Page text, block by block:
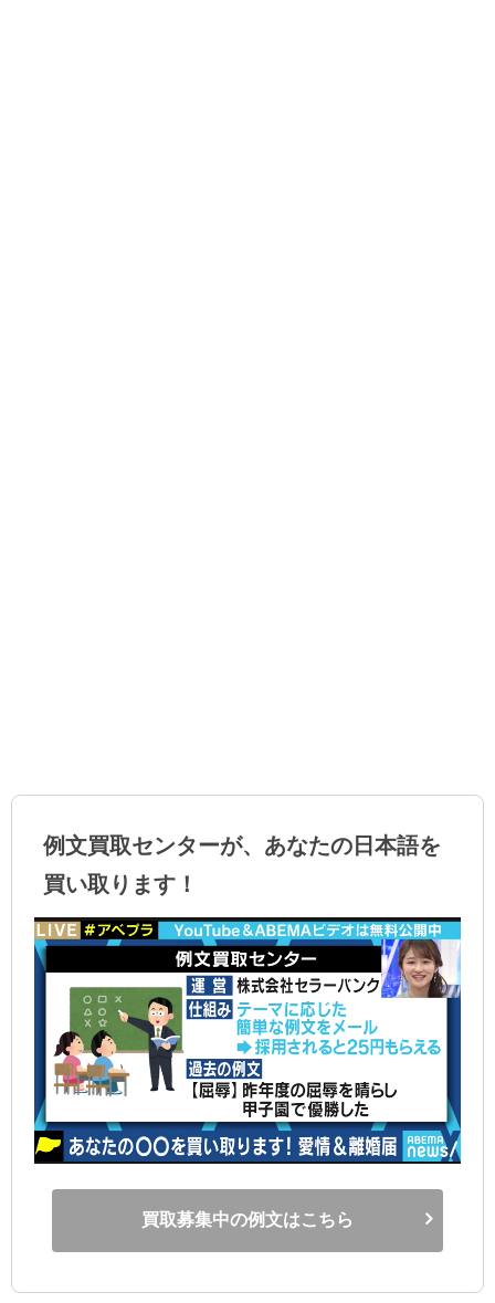
例文買取センターが、あなたの日本語を
買い取ります！
買取募集中の例文はこちら